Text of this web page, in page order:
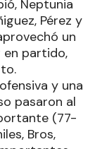
Neptunia
Pérez y
un
en partido,
y una
pasaron al
(77-
Bros,